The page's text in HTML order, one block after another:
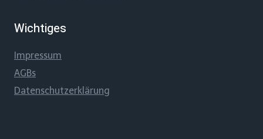
Wichtiges
Impressum
AGBs
Datenschutzerklärung